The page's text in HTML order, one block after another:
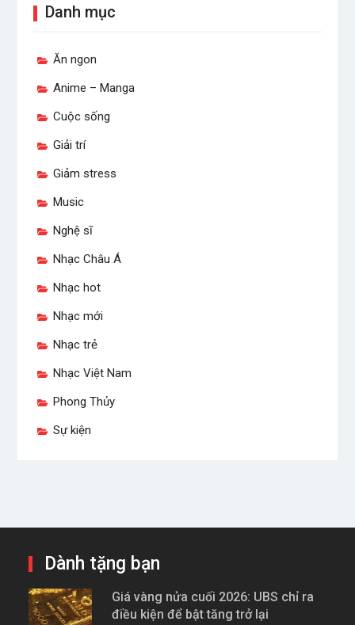
Danh mục
Ăn ngon
Anime – Manga
Cuộc sống
Giải trí
Giảm stress
Music
Nghệ sĩ
Nhạc Châu Á
Nhạc hot
Nhạc mới
Nhạc trẻ
Nhạc Việt Nam
Phong Thủy
Sự kiện
Dành tặng bạn
Giá vàng nửa cuối 2026: UBS chỉ ra
điều kiện để bật tăng trở lại